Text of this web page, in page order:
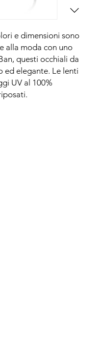
e dimensioni sono
alla moda con uno
questi occhiali da
ed elegante. Le lenti
UV al 100%